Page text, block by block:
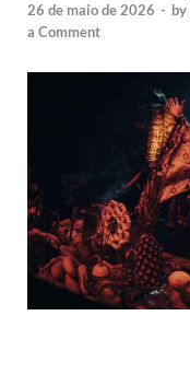
26 de maio de 2026 - by
a Comment